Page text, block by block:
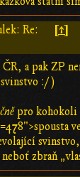
Re: [↑]
a pak ZP
:/ )
pro kohokoli
zbraň